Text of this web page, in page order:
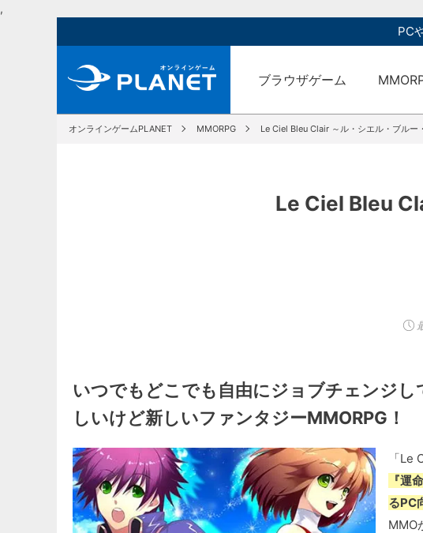
,
PC
ブラウザゲーム
オンラインゲームPLANET MMORPG Le Ciel Bleu Clair ～ル・シエル・ブルー
Le Ciel Bleu
いつでもどこでも自由にジョブチェンジ
しいけど新しいファンタジーMMORPG！
「Le
『運
るPC
MMO